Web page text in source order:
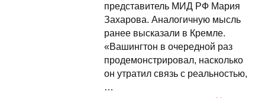
представитель МИД РФ Мария
Захарова. Аналогичную мысль
ранее высказали в Кремле.
«Вашингтон в очередной раз
продемонстрировал, насколько
он утратил связь с реальностью,
…